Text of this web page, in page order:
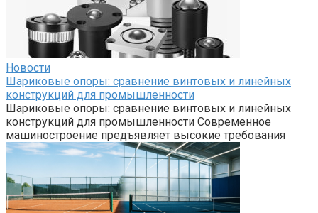
Новости
Шариковые опоры: сравнение винтовых и линейных
конструкций для промышленности
Шариковые опоры: сравнение винтовых и линейных
конструкций для промышленности Современное
машиностроение предъявляет высокие требования